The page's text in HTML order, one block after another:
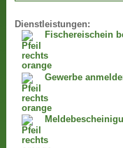
Dienstleistungen:
Fischereischein
Gewerbe